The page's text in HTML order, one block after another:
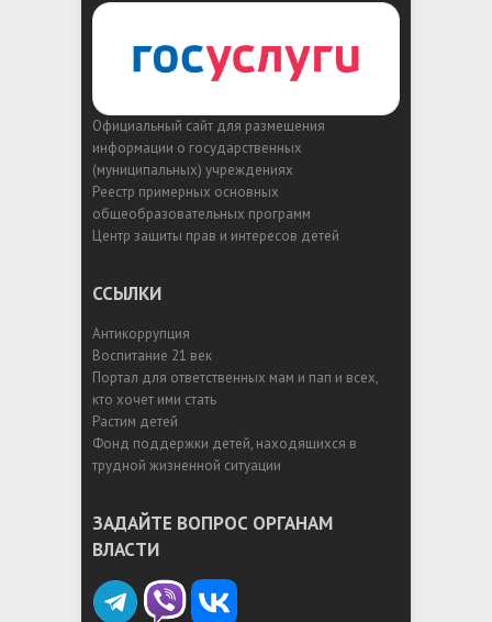
Официальный сайт для размещения
информации о государственных
(муниципальных) учреждениях
Реестр примерных основных
общеобразовательных программ
Центр защиты прав и интересов детей
ССЫЛКИ
Антикоррупция
Воспитание 21 век
Портал для ответственных мам и пап и всех,
кто хочет ими стать
Растим детей
Фонд поддержки детей, находящихся в
трудной жизненной ситуации
ЗАДАЙТЕ ВОПРОС ОРГАНАМ
ВЛАСТИ